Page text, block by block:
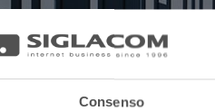
Consenso